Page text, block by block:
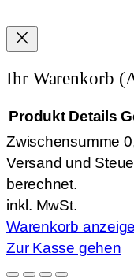
Ihr Warenkorb
Produkte
im
Warenkorb
Produkt Details
Zwischensumme
Versand und
berechnet.
inkl. MwSt.
Warenkorb
Zur Kasse gehen